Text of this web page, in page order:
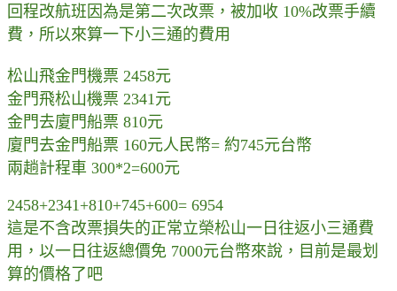
回程改航班因為是第二次改票，被加收 10%改票手續
費，所以來算一下小三通的費用
松山飛金門機票 2458元
金門飛松山機票 2341元
金門去廈門船票 810元
廈門去金門船票 160元人民幣= 約745元台幣
兩趟計程車 300*2=600元
2458+2341+810+745+600= 6954
這是不含改票損失的正常立榮松山一日往返小三通費
用，以一日往返總價免 7000元台幣來說，目前是最划
算的價格了吧